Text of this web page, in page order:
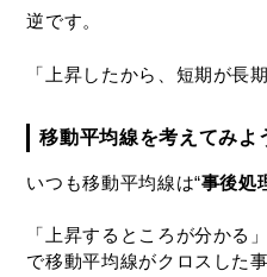
逆です。
「上昇したから、短期が長
移動平均線を考えてみよ
いつも移動平均線は“事後処
「上昇するところが分かる
で移動平均線がクロスした